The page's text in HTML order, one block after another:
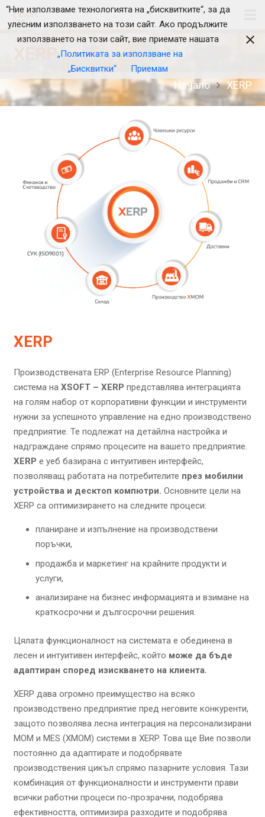
Начало XERP
XERP
Производствената ERP (Enterprise Resource Planning)
система на XSOFT – XERP представлява интеграцията
на голям набор от корпоративни функции и инструменти
нужни за успешното управление на едно производствено
предприятие. Те подлежат на детайлна настройка и
надграждане спрямо процесите на вашето предприятие.
XERP е уеб базирана с интуитивен интерфейс,
позволяващ работата на потребителите през мобилни
устройства и десктоп компютри. Основните цели на
XERP са оптимизирането на следните процеси:
планиране и изпълнение на производствени
поръчки,
продажба и маркетинг на крайните продукти и
услуги,
анализиране на бизнес информацията и взимане на
краткосрочни и дългосрочни решения.
Цялата функционалност на системата е обединена в
лесен и интуитивен интерфейс, който може да бъде
адаптиран според изискването на клиента.
XERP дава огромно преимущество на всяко
производствено предприятие пред неговите конкуренти,
защото позволява лесна интеграция на персонализирани
МОМ и МES (XMOM) системи в XERP. Това ще Вие позволи
постоянно да адаптирате и подобрявате
производствения цикъл спрямо пазарните условия. Тази
комбинация от функционалности и инструменти прави
всички работни процеси по-прозрачни, подобрява
ефективността, оптимизира разходите и подобрява
“Ние използваме технологията на „бисквитките“, за да
улесним използването на този сайт. Ако продължите
използването на този сайт, вие приемате нашата
„Политиката за използване на
„Бисквитки“
Приемам